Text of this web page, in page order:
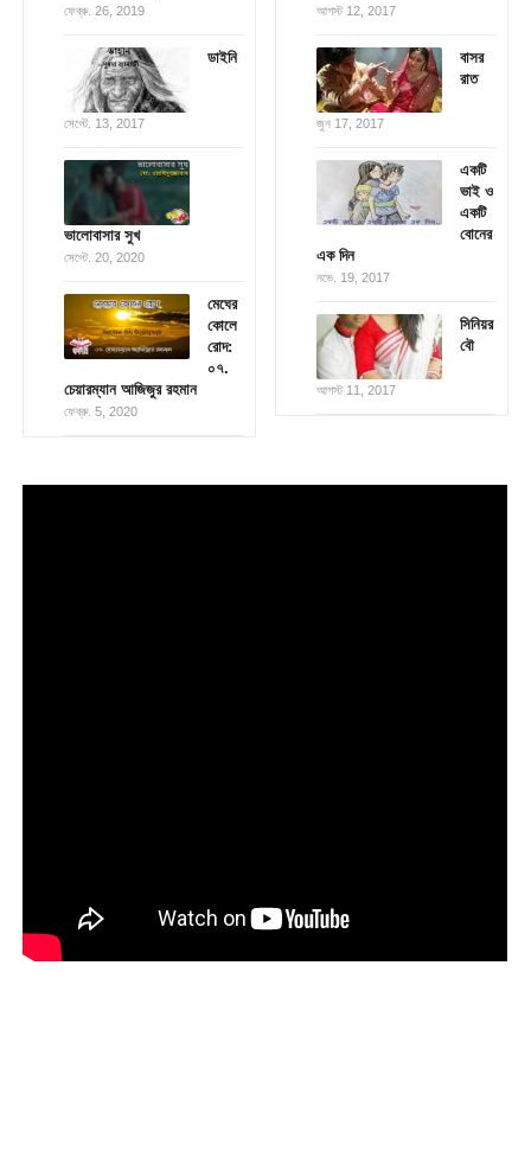
ফেব্রু. 26, 2019
ডাইনি
সেপ্টে. 13, 2017
ভালোবাসার সুখ
সেপ্টে. 20, 2020
মেঘের
কোলে
রোদ:
০৭.
চেয়ারম্যান আজিজুর রহমান
ফেব্রু. 5, 2020
আগস্ট 12, 2017
বাসর
রাত
জুন 17, 2017
একটি
ভাই ও
একটি
বোনের
এক দিন
নভে. 19, 2017
সিনিয়র
বৌ
আগস্ট 11, 2017